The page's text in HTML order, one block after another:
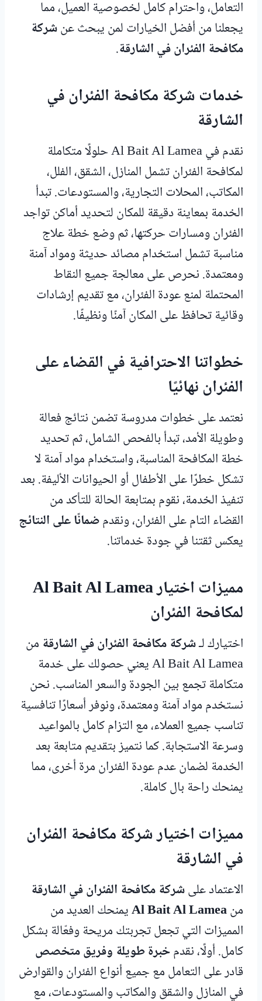
التعامل، واحترام كامل لخصوصية العميل، مما
يجعلنا من أفضل الخيارات لمن يبحث عنشركة
مكافحة الفئران في الشارقة.
خدمات شركة مكافحة الفئران في
الشارقة
نقدم في Al Bait Al Lamea حلولًا متكاملة
لمكافحة الفئران تشمل المنازل، الشقق، الفلل،
المكاتب، المحلات التجارية، والمستودعات. تبدأ
الخدمة بمعاينة دقيقة للمكان لتحديد أماكن تواجد
الفئران ومسارات حركتها، ثم وضع خطة علاج
مناسبة تشمل استخدام مصائد حديثة ومواد آمنة
ومعتمدة. نحرص على معالجة جميع النقاط
المحتملة لمنع عودة الفئران، مع تقديم إرشادات
وقائية تحافظ على المكان آمنًا ونظيفًا.
خطواتنا الاحترافية في القضاء على
الفئران نهائيًا
نعتمد على خطوات مدروسة تضمن نتائج فعالة
وطويلة الأمد، تبدأ بالفحص الشامل، ثم تحديد
خطة المكافحة المناسبة، واستخدام مواد آمنة لا
تشكل خطرًا على الأطفال أو الحيوانات الأليفة. بعد
تنفيذ الخدمة، نقوم بمتابعة الحالة للتأكد من
القضاء التام على الفئران، ونقدمضمانًا على النتائج
يعكس ثقتنا في جودة خدماتنا.
مميزات اختيار Al Bait Al Lamea
لمكافحة الفئران
اختيارك لـشركة مكافحة الفئران في الشارقة من
Al Bait Al Lamea يعني حصولك على خدمة
متكاملة تجمع بين الجودة والسعر المناسب. نحن
نستخدم مواد آمنة ومعتمدة، ونوفر أسعارًا تنافسية
تناسب جميع العملاء، مع التزام كامل بالمواعيد
وسرعة الاستجابة. كما نتميز بتقديم متابعة بعد
الخدمة لضمان عدم عودة الفئران مرة أخرى، مما
يمنحك راحة بال كاملة.
مميزات اختيار شركة مكافحة الفئران
في الشارقة
الاعتماد علىشركة مكافحة الفئران في الشارقة
منAl Bait Al Lameaيمنحك العديد من
المميزات التي تجعل تجربتك مريحة وفعّالة بشكل
كامل. أولًا، نقدمخبرة طويلة وفريق متخصص
قادر على التعامل مع جميع أنواع الفئران والقوارض
في المنازل والشقق والمكاتب والمستودعات، مع